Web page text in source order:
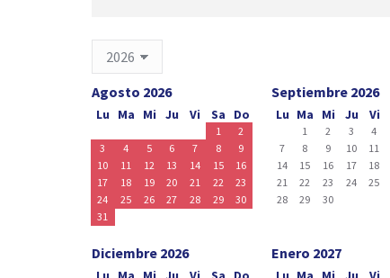
Agosto 2026
Lu Ma Mi Ju Vi Sa Do
1
2
3
4 5 6 7 8
9
10
11 12 13 14 15
16
17
18 19 20 21 22
23
24
25 26 27 28 29
30
31
Septiembre 2026
Lu Ma Mi Ju Vi
1 2 3 4
7
8 9 10 11
14
15 16 17 18
21
22 23 24 25
28
29 30
Diciembre 2026 Enero 2027